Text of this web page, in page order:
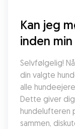
Kan jeg
inden
Selvfølgelig!
din valgte
alle
Dette giver
hundelufteren
sammen,